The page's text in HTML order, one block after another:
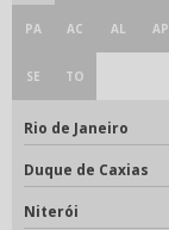
PA AC AL AP
SE TO
Rio de Janeiro
Duque de Caxias
Niterói